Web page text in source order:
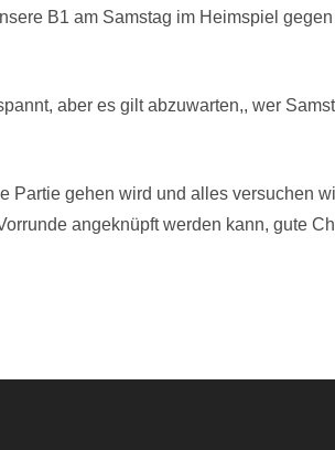
B1 am Samstag im Heimspiel
aber es gilt abzuwarten,, wer
Partie gehen wird und alles versuchen
angeknüpft werden kann, gute